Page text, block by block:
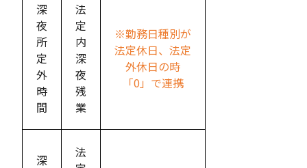
深
夜
所
定
外
時
間
法
定
内
深
夜
残
業
※勤務日種別が
法定休日、法定
外休日の時
「0」で連携
深
法